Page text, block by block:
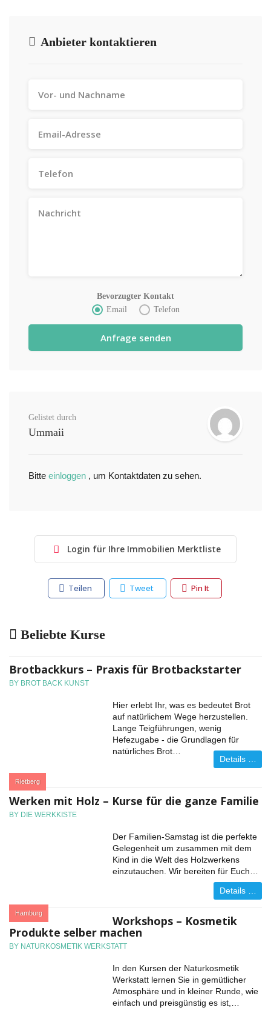
Anbieter kontaktieren
Bevorzugter Kontakt
Email
Telefon
Gelistet durch
Ummaii
Bitte einloggen , um Kontaktdaten zu sehen.
Login für Ihre Immobilien Merktliste
Teilen Tweet Pin It
Beliebte Kurse
Brotbackkurs – Praxis für Brotbackstarter
BY BROT BACK KUNST
Rietberg
Hier erlebt Ihr, was es bedeutet Brot
auf natürlichem Wege herzustellen.
Lange Teigführungen, wenig
Hefezugabe - die Grundlagen für
natürliches Brot…
Details …
Werken mit Holz – Kurse für die ganze Familie
BY DIE WERKKISTE
Hamburg
Der Familien-Samstag ist die perfekte
Gelegenheit um zusammen mit dem
Kind in die Welt des Holzwerkens
einzutauchen. Wir bereiten für Euch…
Details …
Workshops – Kosmetik
Produkte selber machen
BY NATURKOSMETIK WERKSTATT
In den Kursen der Naturkosmetik
Werkstatt lernen Sie in gemütlicher
Atmosphäre und in kleiner Runde, wie
einfach und preisgünstig es ist,…